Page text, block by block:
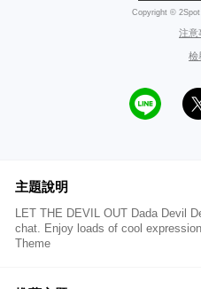
Copyright ©
注意
檢
主題說明
LET THE DEVIL OUT Dada Devil
chat. Enjoy loads of cool
Theme